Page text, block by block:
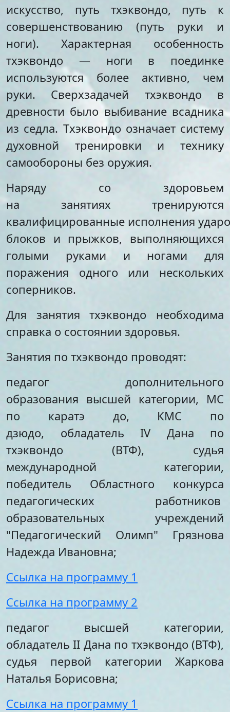
Футбол
Морское многоборье
Волейбол
Тхэквондо
гимнастика
Лёгкая атлетика
Фитнес-аэробика
Киокусинкай
Дзюдо
Настольный теннис
Шахматы
Фитбол
Технический
Мотоспорт
поддержки обучающихся
Международное
сотрудничество
образовательной
организации
Документы по АХЧ
Педагогический салон
Виртуальная экскурсия
искусство, путь тхэквондо, путь к
совершенствованию (путь руки и
ноги). Характерная особенность
тхэквондо — ноги в поединке
используются более активно, чем
руки. Сверхзадачей тхэквондо в
древности было выбивание всадника
из седла. Тхэквондо означает систему
духовной тренировки и технику
самообороны без оружия.
Наряду со здоровьем
на занятиях тренируются
квалифицированные исполнения
блоков и прыжков, выполняющихся
голыми руками и ногами для
поражения одного или нескольких
соперников.
Для занятия тхэквондо необходима
справка о состоянии здоровья.
Занятия по тхэквондо проводят:
педагог дополнительного
образования высшей категории, МС
по каратэ до, КМС по
дзюдо, обладатель IV Дана по
тхэквондо (ВТФ), судья
международной категории,
победитель Областного конкурса
педагогических работников
образовательных учреждений
"Педагогический Олимп" Грязнова
Надежда Ивановна;
Ссылка на программу 1
Ссылка на программу 2
педагог высшей категории,
обладатель II Дана по тхэквондо (ВТФ),
судья первой категории Жаркова
Наталья Борисовна;
Ссылка на программу 1